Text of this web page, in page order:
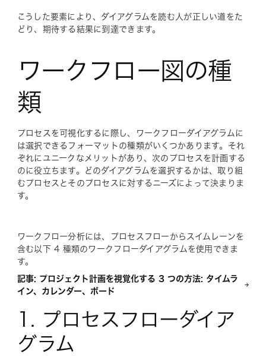
こうした要素により、ダイアグラムを読む人が正しい道をた
どり、期待する結果に到達できます。
ワークフロー図の種
類
プロセスを可視化するに際し、ワークフローダイアグラムに
は選択できるフォーマットの種類がいくつかあります。それ
ぞれにユニークなメリットがあり、次のプロセスを計画する
のに役立ちます。どのダイアグラムを選択するかは、取り組
むプロセスとそのプロセスに対するニーズによって決まりま
す。
ワークフロー分析には、プロセスフローからスイムレーンを
含む以下 4 種類のワークフローダイアグラムを使用できま
す。
記事: プロジェクト計画を視覚化する 3 つの方法: タイムラ
イン、カレンダー、ボード
1. プロセスフローダイア
グラム